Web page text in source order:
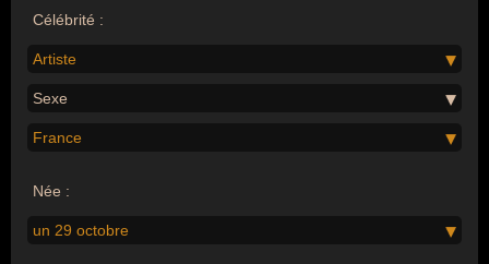
Célébrité :
Artiste
Sexe
France
Née :
un 29 octobre